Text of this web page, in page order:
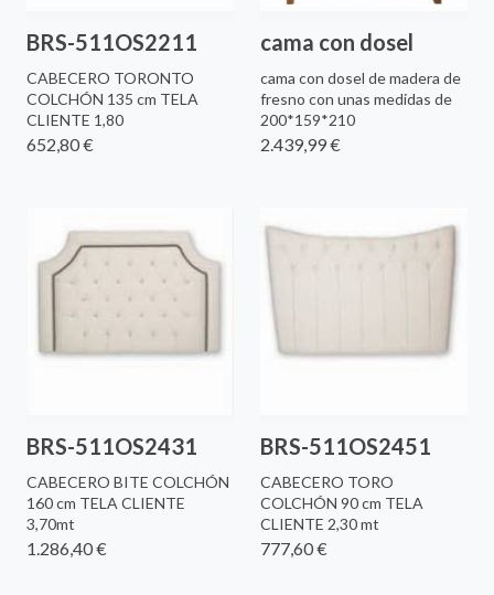
BRS-511OS2211
CABECERO TORONTO
COLCHÓN 135 cm TELA
CLIENTE 1,80
652,80 €
cama con dosel
cama con dosel de madera de
fresno con unas medidas de
200*159*210
2.439,99 €
BRS-511OS2431
CABECERO BITE COLCHÓN
160 cm TELA CLIENTE
3,70mt
1.286,40 €
BRS-511OS2451
CABECERO TORO
COLCHÓN 90 cm TELA
CLIENTE 2,30 mt
777,60 €